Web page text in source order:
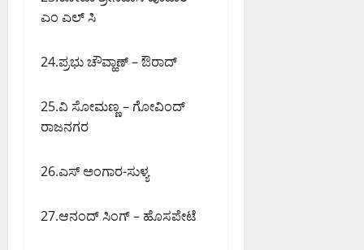
ಎಂ ಎಲ್ ಸಿ
24.ಪ್ರಭು ಚೌವ್ಹಾಣ್ – ಔರಾದ್
25.ವಿ ಸೋಮಣ್ಣ – ಗೋವಿಂದ್
ರಾಜನಗರ
26.ಎಸ್ ಅಂಗಾರ-ಸುಳ್ಯ
27.ಆನಂದ್ ಸಿಂಗ್ – ಹೊಸಪೇಟೆ